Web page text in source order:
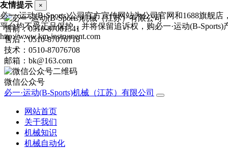
售前：0510-87061341
售后：0510-87076718
技术：0510-87076708
邮箱：bk@163.com
微信公众号
必一·运动(B-Sports)机械（江苏）有限公司
网站首页
关于我们
机械知识
机械自动化
友情提示 ×
必一·运动(B-Sports)公司官方宣传网站为公司官网和1688旗舰
平台均不受正品保护，并将保留追诉权，购必一·运动(B-Sports)
http://www.km-instrument.com